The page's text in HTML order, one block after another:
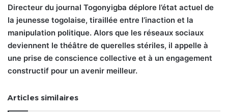
Directeur du journal Togonyigba déplore l’état actuel de
la jeunesse togolaise, tiraillée entre l’inaction et la
manipulation politique. Alors que les réseaux sociaux
deviennent le théâtre de querelles stériles, il appelle à
une prise de conscience collective et à un engagement
constructif pour un avenir meilleur.
Articles similaires